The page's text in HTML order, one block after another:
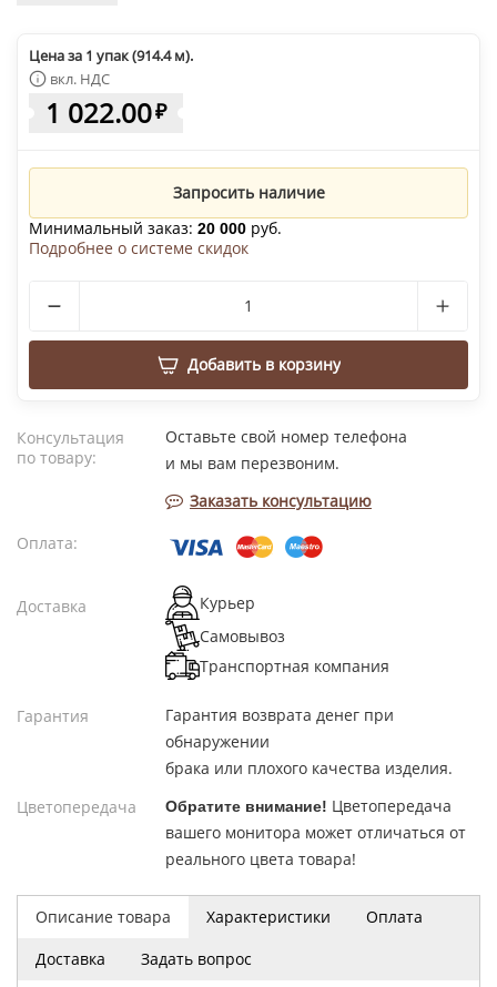
Цена за 1 упак (914.4 м).
вкл. НДС
1 022.00₽
Запросить наличие
Минимальный заказ: 20 000 руб.
Подробнее о системе скидок
Добавить в корзину
Описание товара Характеристики
Оплата
Доставка
Задать вопрос
Консультация
по товару:
Оставьте свой номер телефона
и мы вам перезвоним.
Заказать консультацию
Оплата:
Доставка
Курьер
Самовывоз
Транспортная компания
Гарантия
Гарантия возврата денег при
обнаружении
брака или плохого качества изделия.
Цветопередача
Обратите внимание! Цветопередача
вашего монитора может отличаться от
реального цвета товара!